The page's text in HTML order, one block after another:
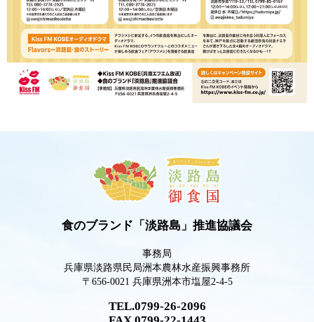
食のブランド「淡路島」推進協議会
事務局
兵庫県淡路県民局洲本農林水産振興事務所
〒656-0021 兵庫県洲本市塩屋2-4-5
TEL.0799-26-2096